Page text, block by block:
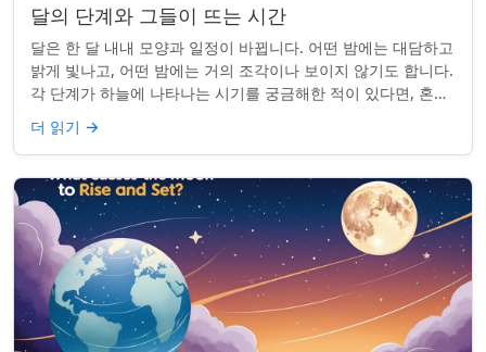
달의 단계와 그들이 뜨는 시간
달은 한 달 내내 모양과 일정이 바뀝니다. 어떤 밤에는 대담하고
밝게 빛나고, 어떤 밤에는 거의 조각이나 보이지 않기도 합니다.
각 단계가 하늘에 나타나는 시기를 궁금해한 적이 있다면, 혼자
가 아닙니다. 사실 그 타...
더 읽기 →